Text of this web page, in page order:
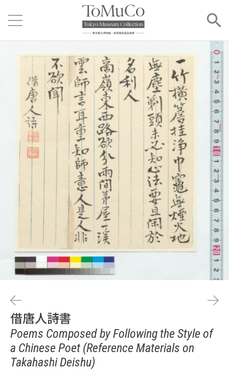
借唐人詩書
Poems Composed by Following the Style of
a Chinese Poet (Reference Materials on
Takahashi Deishu)